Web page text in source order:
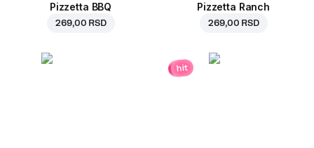
Pizzetta BBQ
269,00 RSD
Pizzetta Ranch
269,00 RSD
hit